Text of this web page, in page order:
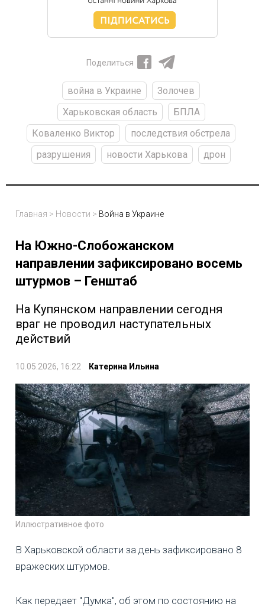
Поделиться
война в Украине
Золочев
Харьковская область
БПЛА
Коваленко Виктор
последствия обстрела
разрушения
новости Харькова дрон
Главная > Новости > Война в Украине
На Южно-Слобожанском
направлении зафиксировано восемь
штурмов – Генштаб
На Купянском направлении сегодня
враг не проводил наступательных
действий
10.05.2026, 16:22 Катерина Ильина
Иллюстративное фото
В Харьковской области за день зафиксировано 8
вражеских штурмов.
Как передает "Думка", об этом по состоянию на